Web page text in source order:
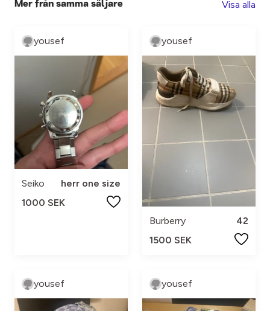
Mer från samma säljare Visa alla
yousef
Seiko
herr one size
1000 SEK
yousef
Burberry
42
1500 SEK
yousef yousef